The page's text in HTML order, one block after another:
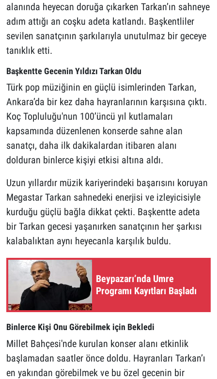
alanında heyecan doruğa çıkarken Tarkan’ın sahneye
adım attığı an coşku adeta katlandı. Başkentliler
sevilen sanatçının şarkılarıyla unutulmaz bir geceye
tanıklık etti.
Başkentte Gecenin Yıldızı Tarkan Oldu
Türk pop müziğinin en güçlü isimlerinden Tarkan,
Ankara’da bir kez daha hayranlarının karşısına çıktı.
Koç Topluluğu'nun 100’üncü yıl kutlamaları
kapsamında düzenlenen konserde sahne alan
sanatçı, daha ilk dakikalardan itibaren alanı
dolduran binlerce kişiyi etkisi altına aldı.
Uzun yıllardır müzik kariyerindeki başarısını koruyan
Megastar Tarkan sahnedeki enerjisi ve izleyicisiyle
kurduğu güçlü bağla dikkat çekti. Başkentte adeta
bir Tarkan gecesi yaşanırken sanatçının her şarkısı
kalabalıktan aynı heyecanla karşılık buldu.
Beypazarı’nda Umre
Programı Kayıtları Başladı
Binlerce Kişi Onu Görebilmek için Bekledi
Millet Bahçesi'nde kurulan konser alanı etkinlik
başlamadan saatler önce doldu. Hayranları Tarkan’ı
en yakından görebilmek ve bu özel gecenin bir